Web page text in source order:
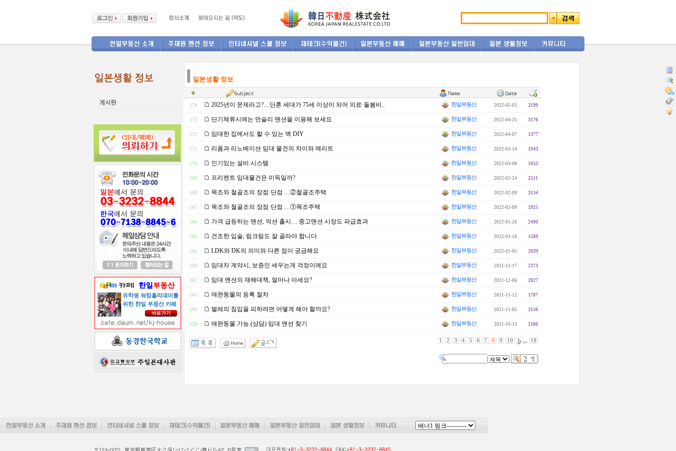
일본생활 정보
174 2025년이 문제라고?…단혼 세대가 75세 이상이 되어 의료·돌봄비.. 한일부동산 2022-05-03 2199
173 단기체류시에는 먼슬리 맨션을 이용해 보세요 한일부동산 2022-04-25 3176
172 임대한 집에서도 할 수 있는 벽 DIY 한일부동산 2022-04-07 1377
171 리폼과 리노베이션 임대 물건의 차이와 메리트 한일부동산 2022-03-14 1943
170 인기있는 설비 시스템 한일부동산 2022-03-08 1655
169 프리렌트 임대물건은 이득일까? 한일부동산 2022-02-24 2511
168 목조와 철골조의 장점·단점 …②철골조주택 한일부동산 2022-02-09 3134
167 목조와 철골조의 장점·단점 …①목조주택 한일부동산 2022-02-09 1925
166 가격 급등하는 맨션, 억션 출시… 중고맨션 시장도 파급효과 한일부동산 2022-01-26 2490
165 건조한 입술, 립크림도 잘 골라야 합니다. 한일부동산 2022-01-18 1589
164 LDK와 DK의 의미와 다른 점이 궁금해요 한일부동산 2022-01-05 2039
163 임대차 계약시, 보증인 세우는게 걱정이에요 한일부동산 2021-12-17 2373
162 임대 맨션의 재해대책, 얼마나 아세요? 한일부동산 2021-12-06 2027
161 애완동물의 등록 절차 한일부동산 2021-11-12 1787
160 벌레의 침입을 피하려면 어떻게 해야 할까요? 한일부동산 2021-11-05 2156
159 애완동물 가능 (상담) 임대 맨션 찾기 한일부동산 2021-10-13 2186
1 2 3 4 5 6 7 8 9 10 ,,, 18